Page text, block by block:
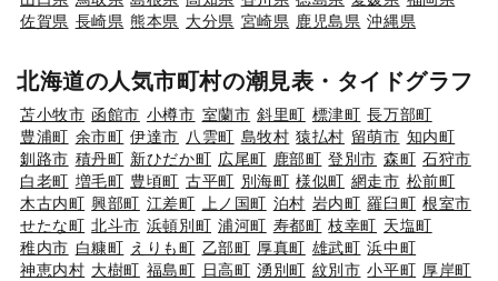
佐賀県 長崎県 熊本県 大分県 宮崎県 鹿児島県 沖縄県
北海道の人気市町村の潮見表・タイドグラフ
苫小牧市 函館市 小樽市 室蘭市 斜里町 標津町 長万部町
豊浦町 余市町 伊達市 八雲町 島牧村 猿払村 留萌市 知内町
釧路市 積丹町 新ひだか町 広尾町 鹿部町 登別市 森町 石狩市
白老町 増毛町 豊頃町 古平町 別海町 様似町 網走市 松前町
木古内町 興部町 江差町 上ノ国町 泊村 岩内町 羅臼町 根室市
せたな町 北斗市 浜頓別町 浦河町 寿都町 枝幸町 天塩町
稚内市 白糠町 えりも町 乙部町 厚真町 雄武町 浜中町
神恵内村 大樹町 福島町 日高町 湧別町 紋別市 小平町 厚岸町